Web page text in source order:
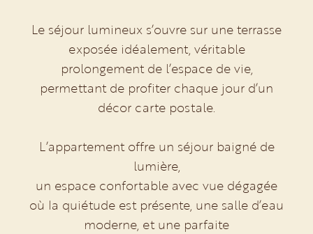
Le séjour lumineux s’ouvre sur une terrasse
exposée idéalement, véritable
prolongement de l’espace de vie,
permettant de profiter chaque jour d’un
décor carte postale.
L’appartement offre un séjour baigné de
lumière,
un espace confortable avec vue dégagée
où la quiétude est présente, une salle d’eau
moderne, et une parfaite